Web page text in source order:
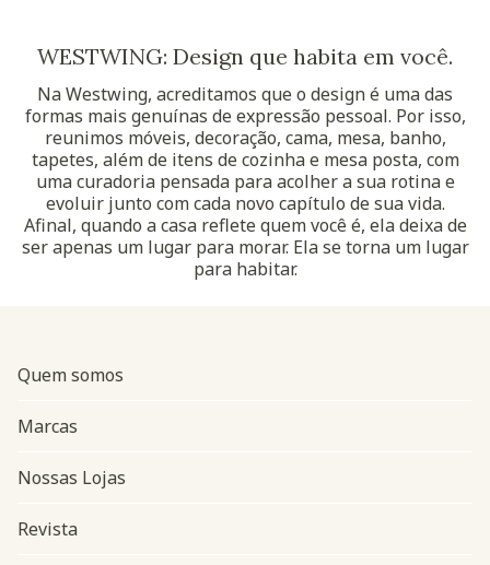
WESTWING: Design que habita em você.
Na Westwing, acreditamos que o design é uma das
formas mais genuínas de expressão pessoal. Por isso,
reunimos móveis, decoração, cama, mesa, banho,
tapetes, além de itens de cozinha e mesa posta, com
uma curadoria pensada para acolher a sua rotina e
evoluir junto com cada novo capítulo de sua vida.
Afinal, quando a casa reflete quem você é, ela deixa de
ser apenas um lugar para morar. Ela se torna um lugar
para habitar.
Quem somos
Marcas
Nossas Lojas
Revista